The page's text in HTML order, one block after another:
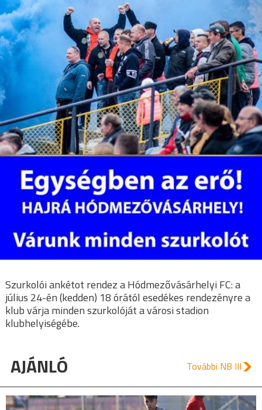
Szurkolói ankétot rendez a Hódmezővásárhelyi FC: a
július 24-én (kedden) 18 órától esedékes rendezényre a
klub várja minden szurkolóját a városi stadion
klubhelyiségébe.
AJÁNLÓ További NB III